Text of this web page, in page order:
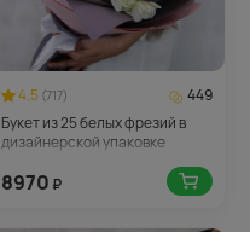
4.5 (717)
449
Букет из 25 белых фрезий в
дизайнерской упаковке
8970 ₽